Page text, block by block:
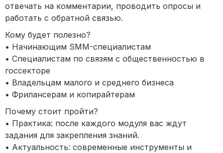
отвечать на комментарии, проводить опросы и
работать с обратной связью.
Кому будет полезно?
• Начинающим SMM-специалистам
• Специалистам по связям с общественностью в
госсекторе
• Владельцам малого и среднего бизнеса
• Фрилансерам и копирайтерам
Почему стоит пройти?
• Практика: после каждого модуля вас ждут
задания для закрепления знаний.
• Актуальность: современные инструменты и